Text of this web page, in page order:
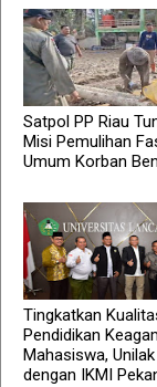
Satpol PP Riau
Misi Pemulihan
Umum Korban
Tingkatkan
Pendidikan
Mahasiswa,
dengan IKMI